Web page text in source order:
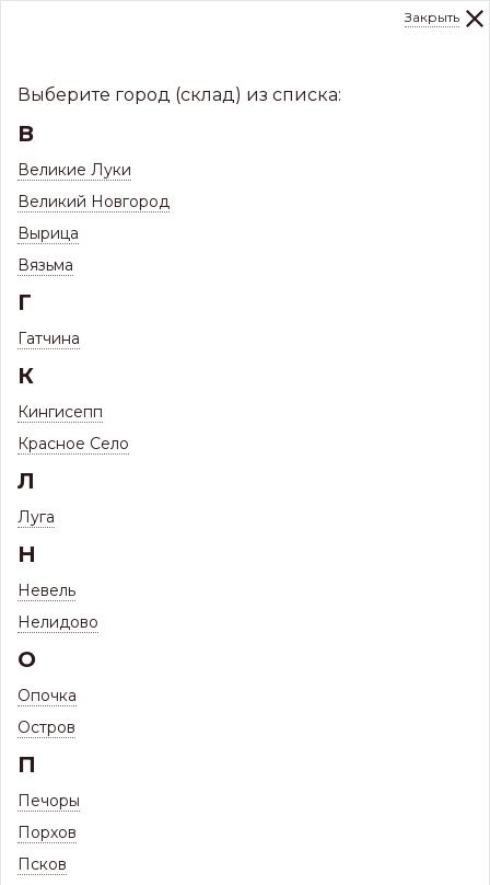
291-000
Металлочерепица и комплектующие
Металлочерепица Монтеррей-Люкс ПЭ
НОРД (Односторонний, глянцевый) 0,5мм
Закрыть
Выберите город (склад) из списка:
В
Великие Луки
Великий Новгород
Вырица
Вязьма
Г
Гатчина
К
Кингисепп
Красное Село
Л
Луга
Н
Невель
Нелидово
О
Опочка
Остров
П
Печоры
Порхов
Псков